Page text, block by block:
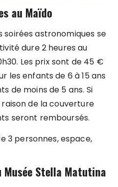
au Maïdo
soirées astronomiques se
dure 2 heures au
Les prix sont de 45 €
les enfants de 6 à 15 ans
de moins de 5 ans. Si
de la couverture
seront remboursés.
Stella Matutina